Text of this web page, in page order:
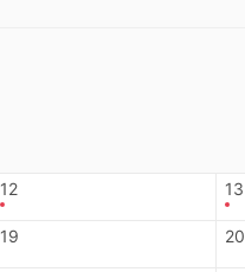
12 13
19 20